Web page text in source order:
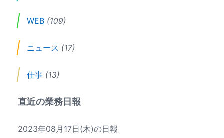
WEB(109)
ニュース (17)
仕事(13)
直近の業務日報
2023年08月17日(木)の日報